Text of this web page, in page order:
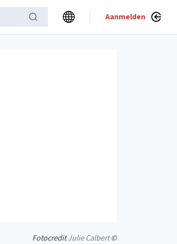
Aanmelden
FotocreditJulie Calbert©